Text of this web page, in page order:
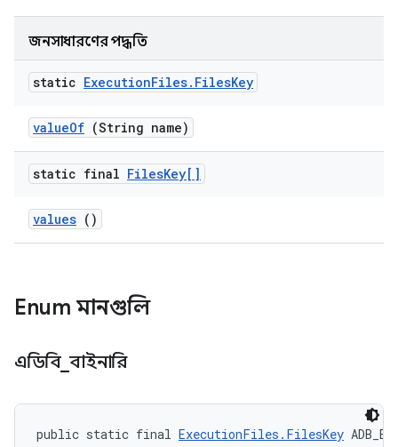
জনসাধারণের পদ্ধতি
static ExecutionFiles. FilesKey
valueOf (String name)
static final FilesKey[]
values ()
Enum মানগুলি
এডিবি_ বাইনারি
public static final ExecutionFiles.FilesKey